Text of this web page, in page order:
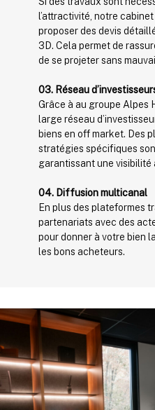
l’attractivité, notre
proposer des devis
3D. Cela permet de
de se projeter sans
03. Réseau
Grâce à au groupe Alpes
large réseau
biens en off market. Des
stratégies spécifiques
garantissant une visibilité
04. Diffusion multicanal
En plus des plateformes
partenariats avec des
pour donner à votre bien
les bons acheteurs.